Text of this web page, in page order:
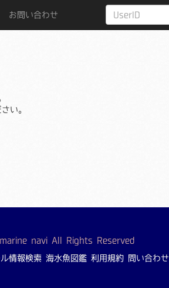
お問い合わせ
い。
navi All Rights Reserved
情報検索 海水魚図鑑 利用規約 問い合わせ